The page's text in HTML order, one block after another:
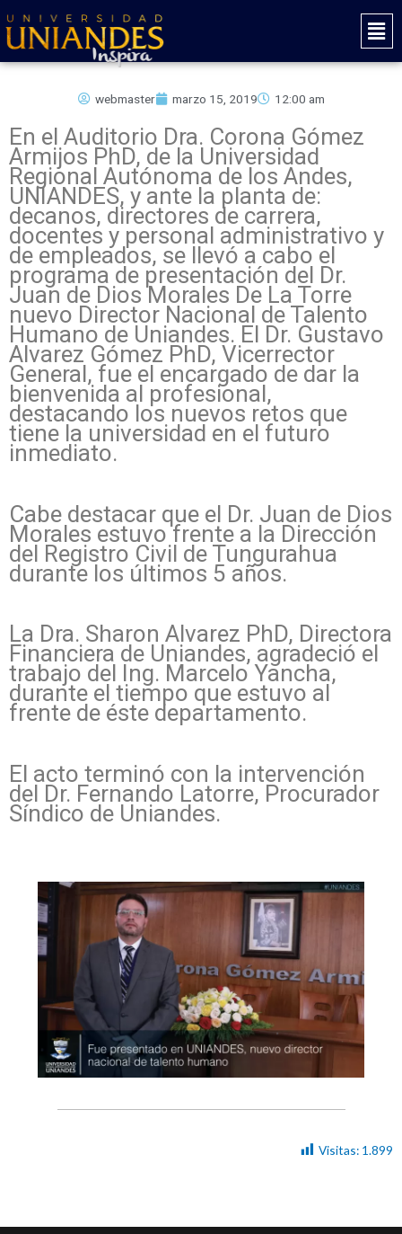
al
contenido
Main
webmaster marzo 15, 2019 12:00 am
En el Auditorio Dra. Corona Gómez
Armijos PhD, de la Universidad
Regional Autónoma de los Andes,
UNIANDES, y ante la planta de:
decanos, directores de carrera,
docentes y personal administrativo y
de empleados, se llevó a cabo el
programa de presentación del Dr.
Juan de Dios Morales De La Torre
nuevo Director Nacional de Talento
Humano de Uniandes. El Dr. Gustavo
Alvarez Gómez PhD, Vicerrector
General, fue el encargado de dar la
bienvenida al profesional,
destacando los nuevos retos que
tiene la universidad en el futuro
inmediato.
Cabe destacar que el Dr. Juan de Dios
Morales estuvo frente a la Dirección
del Registro Civil de Tungurahua
durante los últimos 5 años.
La Dra. Sharon Alvarez PhD, Directora
Financiera de Uniandes, agradeció el
trabajo del Ing. Marcelo Yancha,
durante el tiempo que estuvo al
frente de éste departamento.
El acto terminó con la intervención
del Dr. Fernando Latorre, Procurador
Síndico de Uniandes.
Visitas: 1.899